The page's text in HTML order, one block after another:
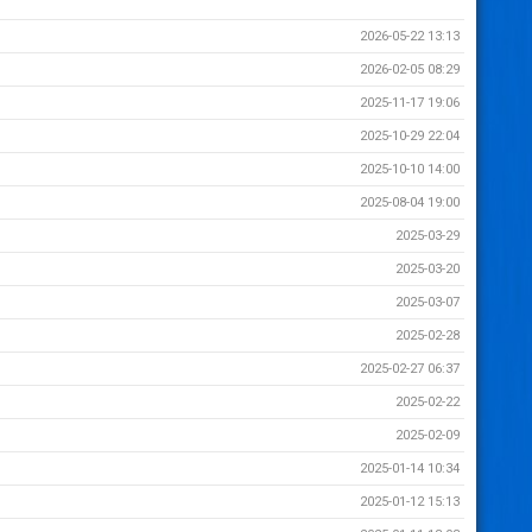
2026-05-22 13:13
2026-02-05 08:29
2025-11-17 19:06
2025-10-29 22:04
2025-10-10 14:00
2025-08-04 19:00
2025-03-29
2025-03-20
2025-03-07
2025-02-28
2025-02-27 06:37
2025-02-22
2025-02-09
2025-01-14 10:34
2025-01-12 15:13